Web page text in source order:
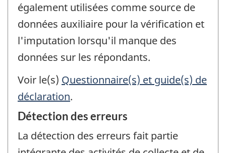
également utilisées comme source de
données auxiliaire pour la vérification et
l'imputation lorsqu'il manque des
données sur les répondants.
Voir le(s) Questionnaire(s) et guide(s) de
déclaration.
Détection des erreurs
La détection des erreurs fait partie